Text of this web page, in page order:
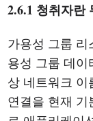
2.6.1 청취자란
가용성 그룹 리
용성 그룹 데이
상 네트워크 이
연결을 현재 기